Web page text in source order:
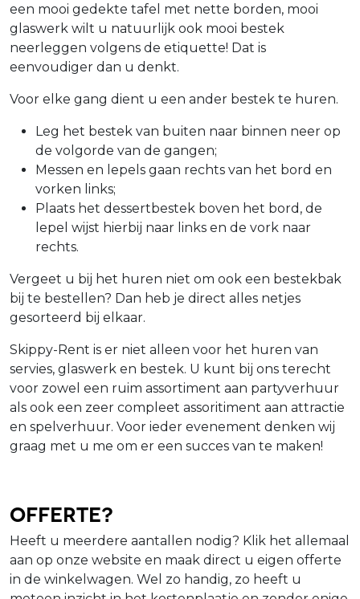
een mooi gedekte tafel met nette borden, mooi
glaswerk wilt u natuurlijk ook mooi bestek
neerleggen volgens de etiquette! Dat is
eenvoudiger dan u denkt.
Voor elke gang dient u een ander bestek te huren.
Leg het bestek van buiten naar binnen neer op
de volgorde van de gangen;
Messen en lepels gaan rechts van het bord en
vorken links;
Plaats het dessertbestek boven het bord, de
lepel wijst hierbij naar links en de vork naar
rechts.
Vergeet u bij het huren niet om ook een bestekbak
bij te bestellen? Dan heb je direct alles netjes
gesorteerd bij elkaar.
Skippy-Rent is er niet alleen voor het huren van
servies, glaswerk en bestek. U kunt bij ons terecht
voor zowel een ruim assortiment aan partyverhuur
als ook een zeer compleet assoritiment aan attractie
en spelverhuur. Voor ieder evenement denken wij
graag met u me om er een succes van te maken!
Offerte?
Heeft u meerdere aantallen nodig? Klik het allemaal
aan op onze website en maak direct u eigen offerte
in de winkelwagen. Wel zo handig, zo heeft u